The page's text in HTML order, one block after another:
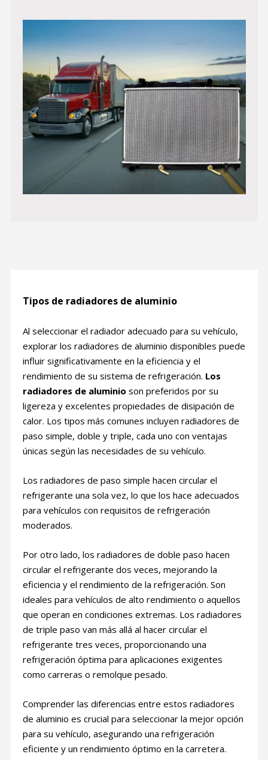
Tipos de radiadores de aluminio
Al seleccionar el radiador adecuado para su vehículo,
explorar los radiadores de aluminio disponibles puede
influir significativamente en la eficiencia y el
rendimiento de su sistema de refrigeración. Los
radiadores de aluminio son preferidos por su
ligereza y excelentes propiedades de disipación de
calor. Los tipos más comunes incluyen radiadores de
paso simple, doble y triple, cada uno con ventajas
únicas según las necesidades de su vehículo.
Los radiadores de paso simple hacen circular el
refrigerante una sola vez, lo que los hace adecuados
para vehículos con requisitos de refrigeración
moderados.
Por otro lado, los radiadores de doble paso hacen
circular el refrigerante dos veces, mejorando la
eficiencia y el rendimiento de la refrigeración. Son
ideales para vehículos de alto rendimiento o aquellos
que operan en condiciones extremas. Los radiadores
de triple paso van más allá al hacer circular el
refrigerante tres veces, proporcionando una
refrigeración óptima para aplicaciones exigentes
como carreras o remolque pesado.
Comprender las diferencias entre estos radiadores
de aluminio es crucial para seleccionar la mejor opción
para su vehículo, asegurando una refrigeración
eficiente y un rendimiento óptimo en la carretera.